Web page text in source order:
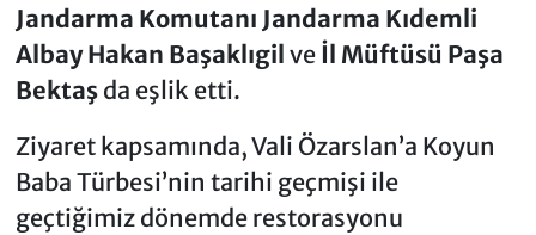
Jandarma Komutanı Jandarma Kıdemli
Albay Hakan Başaklıgil ve İl Müftüsü Paşa
Bektaşda eşlik etti.
Ziyaret kapsamında, Vali Özarslan’a Koyun
Baba Türbesi’nin tarihi geçmişi ile
geçtiğimiz dönemde restorasyonu